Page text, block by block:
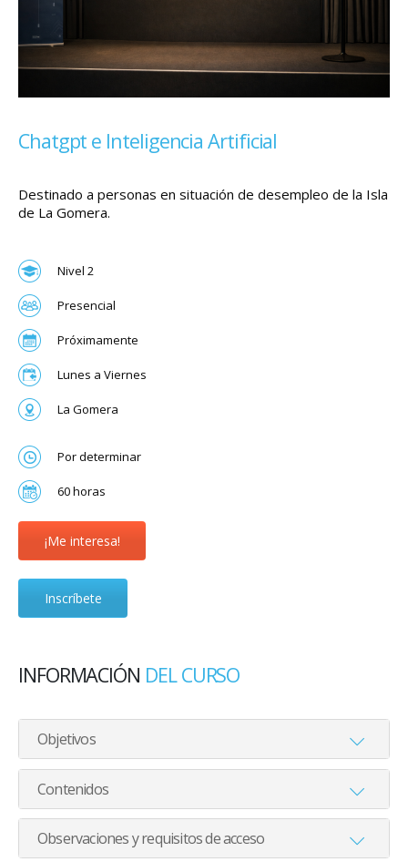
Chatgpt e Inteligencia Artificial
Destinado a personas en situación de desempleo de la Isla
de La Gomera.
Nivel 2
Presencial
Próximamente
Lunes a Viernes
La Gomera
Por determinar
60 horas
¡Me interesa!
Inscríbete
INFORMACIÓN DEL CURSO
Objetivos
Contenidos
Observaciones y requisitos de acceso